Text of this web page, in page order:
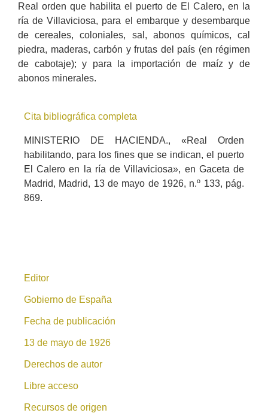
Real orden que habilita el puerto de El Calero, en la
ría de Villaviciosa, para el embarque y desembarque
de cereales, coloniales, sal, abonos químicos, cal
piedra, maderas, carbón y frutas del país (en régimen
de cabotaje); y para la importación de maíz y de
abonos minerales.
Cita bibliográfica completa
MINISTERIO DE HACIENDA., «Real Orden
habilitando, para los fines que se indican, el puerto
El Calero en la ría de Villaviciosa», en Gaceta de
Madrid, Madrid, 13 de mayo de 1926, n.º 133, pág.
869.
Editor
Gobierno de España
Fecha de publicación
13 de mayo de 1926
Derechos de autor
Libre acceso
Recursos de origen